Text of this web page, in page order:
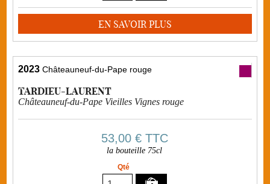
EN SAVOIR PLUS
2023 Châteauneuf-du-Pape rouge
TARDIEU-LAURENT
Châteauneuf-du-Pape Vieilles Vignes rouge
53,00 €TTC
la bouteille 75cl
Qté